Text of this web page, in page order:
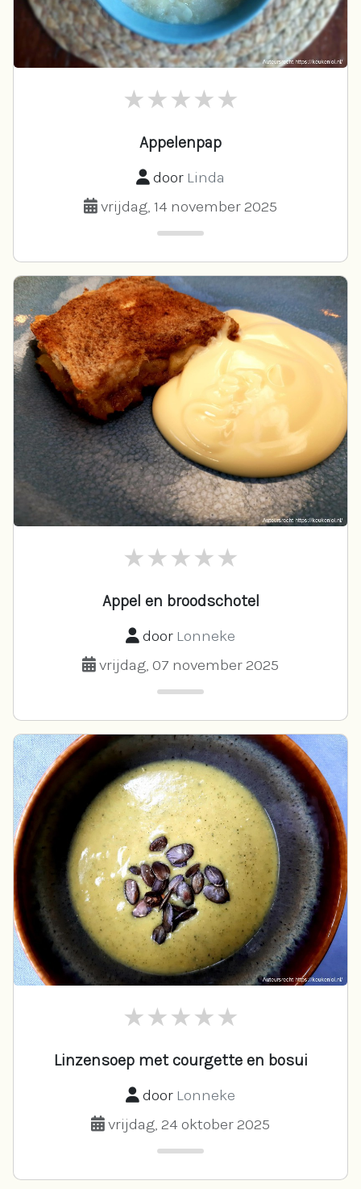
Appelenpap
door Linda
vrijdag, 14 november 2025
Appel en broodschotel
door Lonneke
vrijdag, 07 november 2025
Linzensoep met courgette en bosui
door Lonneke
vrijdag, 24 oktober 2025